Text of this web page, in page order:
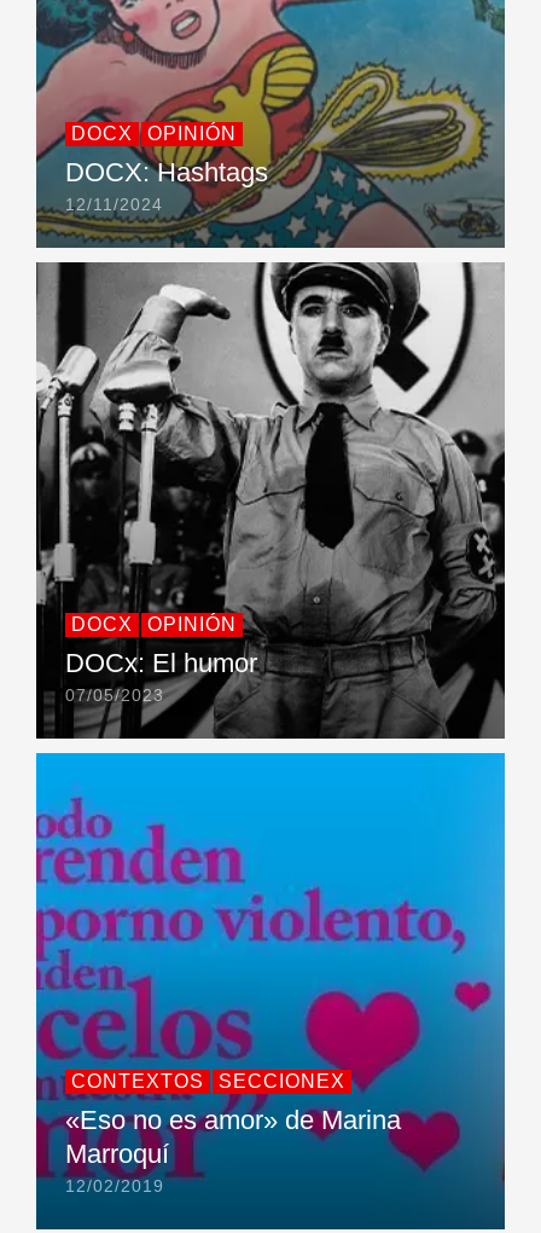
DOCX OPINIÓN
DOCX: Hashtags
12/11/2024
DOCX OPINIÓN
DOCx: El humor
07/05/2023
CONTEXTOS SECCIONEX
«Eso no es amor» de Marina
Marroquí
12/02/2019